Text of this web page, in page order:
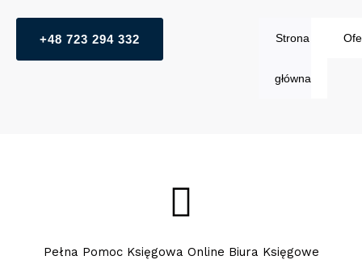
Strona
główna
+48 723 294 332
Pełna Pomoc Księgowa Online Biura Księgowe